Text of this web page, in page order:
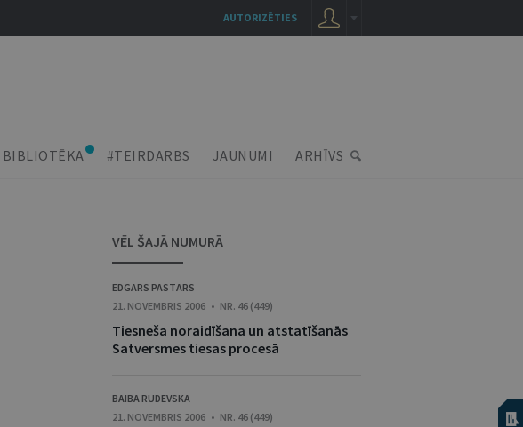
BIBLIOTĒKA #TEIRDARBS JAUNUMI ARHĪVS
VĒL ŠAJĀ NUMURĀ
EDGARS PASTARS
21. NOVEMBRIS 2006 • NR. 46 (449)
Tiesneša noraidīšana un atstatīšanās
Satversmes tiesas procesā
BAIBA RUDEVSKA
21. NOVEMBRIS 2006 • NR. 46 (449)
AUTORIZĒTIES